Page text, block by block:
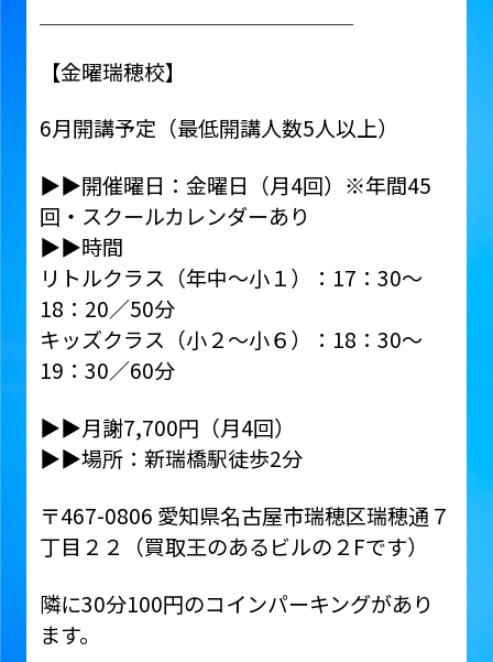
【金曜瑞穂校】
6月開講予定（最低開講人数5人以上）
▶︎▶︎開催曜日：金曜日（月4回）※年間45
回・スクールカレンダーあり
▶︎▶︎時間
リトルクラス（年中～小１）：17：30～
18：20／50分
キッズクラス（小２～小６）：18：30～
19：30／60分
▶︎▶︎月謝7,700円（月4回）
▶︎▶︎場所：新瑞橋駅徒歩2分
〒467-0806 愛知県名古屋市瑞穂区瑞穂通７
丁目２２（買取王のあるビルの２Fです）
隣に30分100円のコインパーキングがあり
ます。